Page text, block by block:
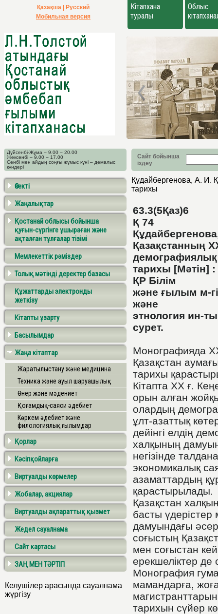
Қазақша
Русский
Мобильная версия
Кітапхана
туралы
Облыс
Дүйсенбі-Жұма – 9.00 – 20.00
Жексенбі – 9.00 – 17.00
Сенбі мен айдың соңғы жұмыс күні – демалыс
күндері
Сайт бойынша
іздеу
Өзекті
Жаңалықтар
Қостанай облысы бойынша
қуғын-сүргінге ұшыраған және
ақталған тұлғалар тізімі
Мемлекеттік рәміздер
Толық мәтінді деректер базасы
Құжаттарды электронды
жеткізу
Кітапты ұзарту
Басылымдар
Жаңа кітаптар
Жаратылыстану және медицина
Техника және ауыл шаруашылық
Өнер және мәдениет
Қоғамдық-саяси әдебиет
Көркем әдебиет және
филологиялық ғылымдар
Қорлар
Кәсіпқойларға
Виртуалды көрмелер
Жобалар, акциялар
Виртуалды ақпараттық қызмет
Жедел сауалнама
Сайт картасы
ЗАҢ МЕН ТӘРТІП
Келушілер арасында сауалнама
жүргізу
Құдайбергенова, А. И.
тарихы
63.3(5Қаз)6
Қ 74
Қазақстанның
демографиялық
тарихы [Мәтін]
ҚР Білім
және ғылым м-
және
этнология ин-
сурет.
Монографияда
Қазақстан
тарихы
Кітапта XX ғ.
орын алған
олардың
ұлт-азаттық
дейінгі елдің
халқының
негізінде
экономикалық
азаматтардың
қарастырылады.
Қазақстан
басты
дамуындағы
соғыстың
мен соғыстан
ерекшеліктер де
Монография
мамандарға,
тарихын сүйер